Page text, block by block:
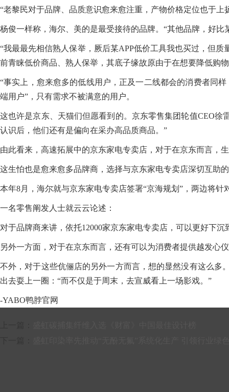
“老黎民对于品牌、品质意识愈来愈注重，产物价格定位也于
杨俊一样称，海尔、美的是最受接待的品牌。“其他品牌，好比
“我最最先相信熟人保举，厥后某APP低价工具我也买过，但
前青睐低价商品、熟人保举，其底子缘故原由于在想要降低购
“事实上，愈来愈多的低线用户，正及一二线都会的消费者同
端用户”，只有需求不被满意的用户。
这也许是京东、天猫们但愿看到的。京东零售集团轮值CEO
认识后，他们还有是偏向在采办高品质商品。”
由此看来，高速拓展中的京东家电专卖店，对于在京东而言，
这生怕也是愈来愈多品牌商，选择与京东家电专卖店深切互助
本年8月，海尔就与京东家电专卖店签署“京海规划”，两边将
一名零售阐发人士就云云论述：
对于品牌商来讲，依托12000家京东家电专卖店，可以更好下
另外一方面，对于在京东而言，还有可以为消费者提供越发心
不外，对于这些伉俪店的另外一方而言，想的显然没有这么多
出去耍上一圈：“而不仅是于周末，去宣威看上一场影戏。”
-YABO鸭脖官网